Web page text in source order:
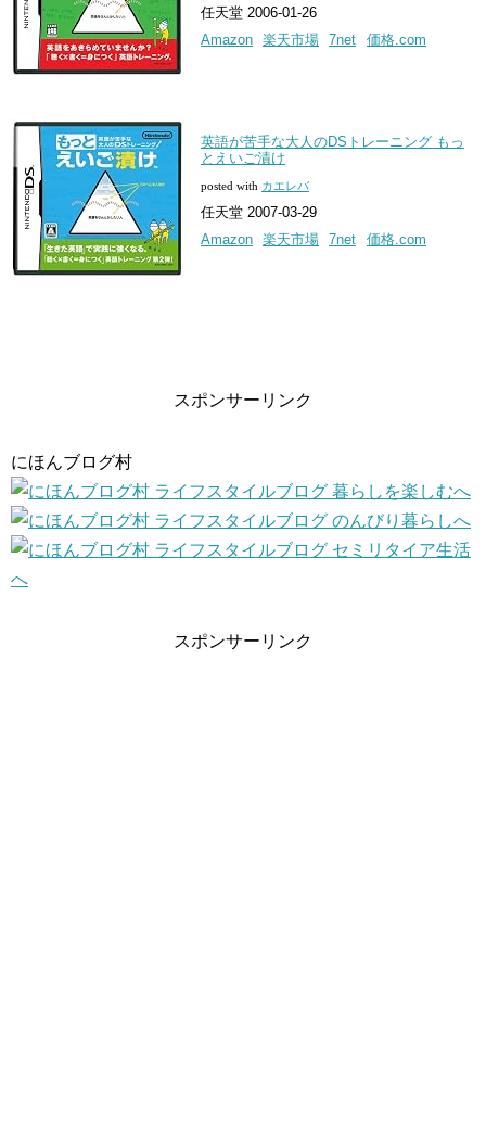
任天堂 2006-01-26
Amazon 楽天市場 7net 価格.com
英語が苦手な大人のDSトレーニング もっ
とえいご漬け
posted with カエレバ
任天堂 2007-03-29
Amazon 楽天市場 7net 価格.com
スポンサーリンク
にほんブログ村
スポンサーリンク